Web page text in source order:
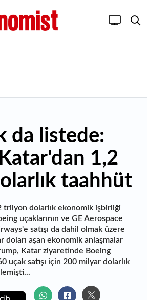
da listede:
1,2
taahhüt
trilyon dolarlık ekonomik işbirliği
uçaklarının ve GE Aerospace
satışı da dahil olmak üzere
doları aşan ekonomik anlaşmalar
Katar ziyaretinde Boeing
uçak satışı için 200 milyar dolarlık